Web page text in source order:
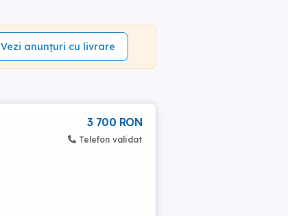
Vezi anunțuri cu livrare
3 700 RON
Telefon validat